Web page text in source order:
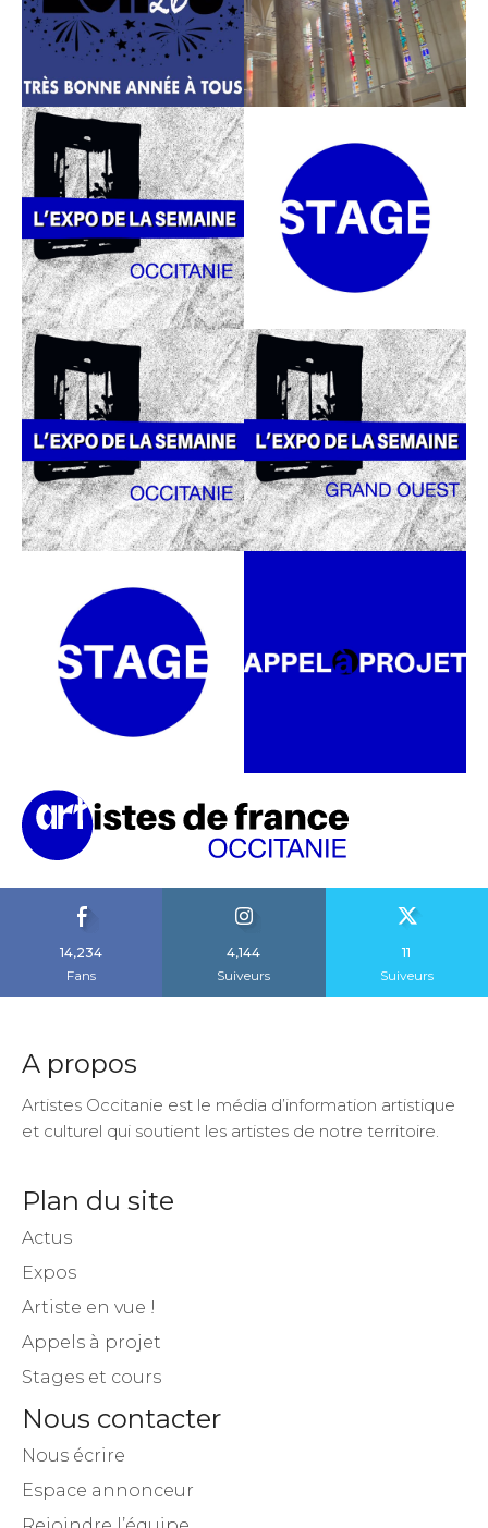
14,234
Fans
4,144
Suiveurs
11
Suiveurs
A propos
Artistes Occitanie est le média d’information artistique
et culturel qui soutient les artistes de notre territoire.
Plan du site
Actus
Expos
Artiste en vue !
Appels à projet
Stages et cours
Nous contacter
Nous écrire
Espace annonceur